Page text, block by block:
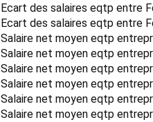
Ecart des salaires eqtp entre
Ecart des salaires eqtp entre
Salaire net moyen eqtp
Salaire net moyen eqtp
Salaire net moyen eqtp
Salaire net moyen eqtp
Salaire net moyen eqtp
Salaire net moyen eqtp